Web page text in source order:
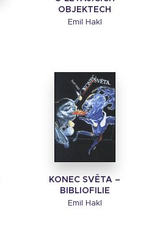
OBJEKTECH
Emil Hakl
KONEC SVĚTA –
BIBLIOFILIE
Emil Hakl